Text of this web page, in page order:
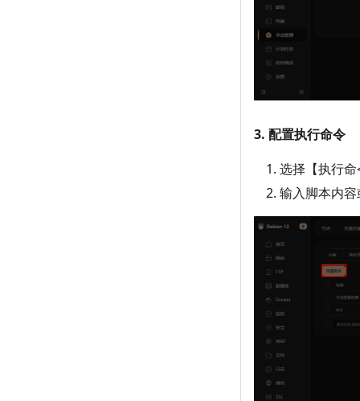
3. 配置执行命令
选择【执行
输入脚本内